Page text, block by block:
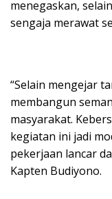
menegaskan,
sengaja merawat
“Selain mengejar
membangun
masyarakat.
kegiatan ini jadi
pekerjaan lancar
Kapten Budiyono.